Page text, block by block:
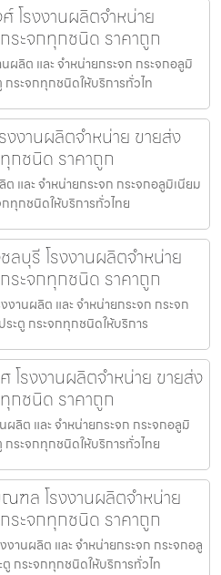
โรงงานผลิตจำหน่าย
ระจกทุกชนิด ราคาถูก
ผลิต และ จำหน่ายกระจก กระจกอลูมิ
กระจกทุกชนิดให้บริการทั่วไท
งานผลิตจำหน่าย ขายส่ง
กชนิด ราคาถูก
และ จำหน่ายกระจก กระจกอลูมิเนียม
ทุกชนิดให้บริการทั่วไทย
ลบุรี โรงงานผลิตจำหน่าย
ระจกทุกชนิด ราคาถูก
งานผลิต และ จำหน่ายกระจก กระจก
ะตู กระจกทุกชนิดให้บริการ
โรงงานผลิตจำหน่าย ขายส่ง
กชนิด ราคาถูก
ผลิต และ จำหน่ายกระจก กระจกอลูมิ
กระจกทุกชนิดให้บริการทั่วไทย
ฑล โรงงานผลิตจำหน่าย
ระจกทุกชนิด ราคาถูก
านผลิต และ จำหน่ายกระจก กระจกอลู
กระจกทุกชนิดให้บริการทั่วไท